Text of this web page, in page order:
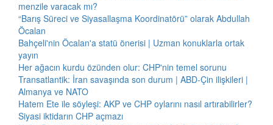
menzile varacak mı?
“Barış Süreci ve Siyasallaşma Koordinatörü” olarak Abdullah
Öcalan
Bahçeli'nin Öcalan'a statü önerisi | Uzman konuklarla ortak
yayın
Her ağacın kurdu özünden olur: CHP'nin temel sorunu
Transatlantik: İran savaşında son durum | ABD-Çin ilişkileri |
Almanya ve NATO
Hatem Ete ile söyleşi: AKP ve CHP oylarını nasıl artırabilirler?
Siyasi iktidarın CHP açmazı